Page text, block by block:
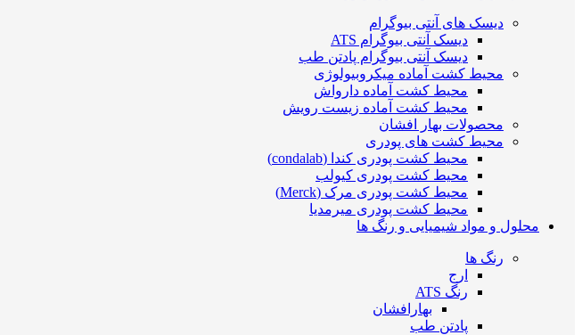
دیسک های آنتی بیوگرام
دیسک آنتی بیوگرام ATS
دیسک آنتی بیوگرام پادتن طب
محیط کشت آماده میکروبیولوژی
محیط کشت آماده دارواش
محیط کشت آماده زیست رویش
محصولات بهار افشان
محیط کشت های پودری
محیط کشت پودری کندا (condalab)
محیط کشت پودری کیولب
محیط کشت پودری مرک (Merck)
محیط کشت پودری میرمدیا
محلول و مواد شیمیایی و رنگ ها
رنگ ها
ارج
رنگ ATS
بهارافشان
پادتن طب